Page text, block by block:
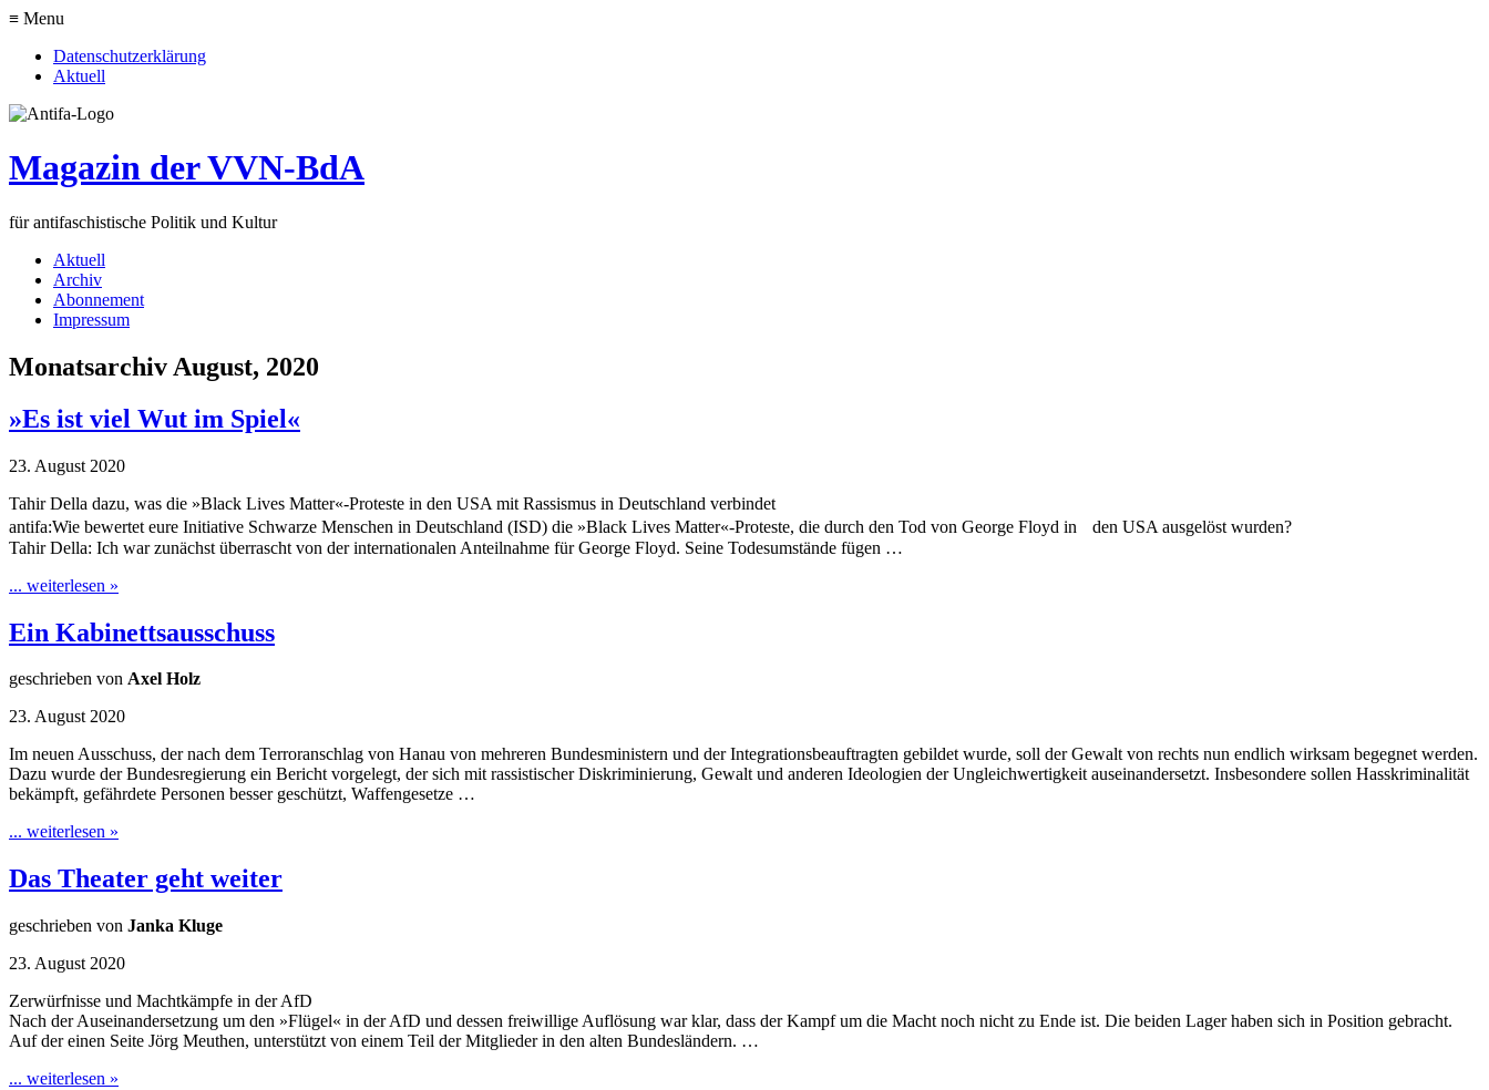
≡ Menu
Datenschutzerklärung
Aktuell
Magazin der VVN-BdA
für antifaschistische Politik und Kultur
Aktuell
Archiv
Abonnement
Impressum
Monatsarchiv August, 2020
»Es ist viel Wut im Spiel«
23. August 2020
Tahir Della dazu, was die »Black Lives Matter«-Proteste in den USA mit Rassismus in Deutschland verbindet
antifa:Wie bewertet eure Initiative Schwarze Menschen in Deutschland (ISD) die »Black Lives Matter«-Proteste, die durch den Tod von George Floyd in den USA ausgelöst wurden?
Tahir Della: Ich war zunächst überrascht von der internationalen Anteilnahme für George Floyd. Seine Todesumstände fügen …
... weiterlesen »
Ein Kabinettsausschuss
geschrieben von Axel Holz
23. August 2020
Im neuen Ausschuss, der nach dem Terroranschlag von Hanau von mehreren Bundesministern und der Integrationsbeauftragten gebildet wurde, soll der Gewalt von rechts nun endlich wirksam begegnet werden.
Dazu wurde der Bundesregierung ein Bericht vorgelegt, der sich mit rassistischer Diskriminierung, Gewalt und anderen Ideologien der Ungleichwertigkeit auseinandersetzt. Insbesondere sollen Hasskriminalität
bekämpft, gefährdete Personen besser geschützt, Waffengesetze …
... weiterlesen »
Das Theater geht weiter
geschrieben von Janka Kluge
23. August 2020
Zerwürfnisse und Machtkämpfe in der AfD
Nach der Auseinandersetzung um den »Flügel« in der AfD und dessen freiwillige Auflösung war klar, dass der Kampf um die Macht noch nicht zu Ende ist. Die beiden Lager haben sich in Position gebracht.
Auf der einen Seite Jörg Meuthen, unterstützt von einem Teil der Mitglieder in den alten Bundesländern. …
... weiterlesen »